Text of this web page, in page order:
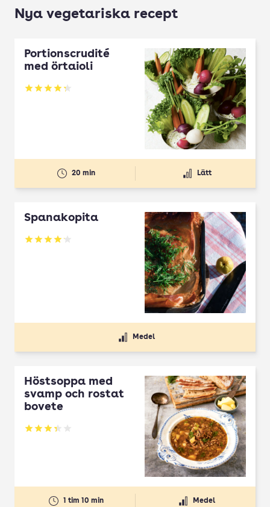
Nya vegetariska recept
Portionscrudité
med örtaioli
Betyg: 4.27 av 5
20 min Lätt
Spanakopita
Betyg: 4.1 av 5
Medel
Höstsoppa med
svamp och rostat
bovete
Betyg: 3.33 av 5
1 tim 10 min Medel